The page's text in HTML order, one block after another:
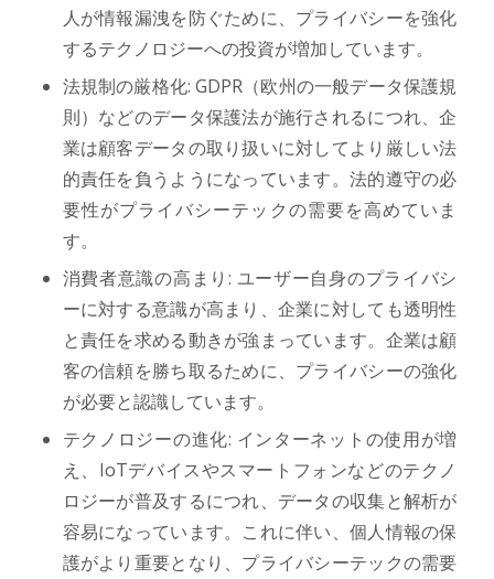
人が情報漏洩を防ぐために、プライバシーを強化
するテクノロジーへの投資が増加しています。
法規制の厳格化: GDPR（欧州の一般データ保護規
則）などのデータ保護法が施行されるにつれ、企
業は顧客データの取り扱いに対してより厳しい法
的責任を負うようになっています。法的遵守の必
要性がプライバシーテックの需要を高めていま
す。
消費者意識の高まり: ユーザー自身のプライバシ
ーに対する意識が高まり、企業に対しても透明性
と責任を求める動きが強まっています。企業は顧
客の信頼を勝ち取るために、プライバシーの強化
が必要と認識しています。
テクノロジーの進化: インターネットの使用が増
え、IoTデバイスやスマートフォンなどのテクノ
ロジーが普及するにつれ、データの収集と解析が
容易になっています。これに伴い、個人情報の保
護がより重要となり、プライバシーテックの需要